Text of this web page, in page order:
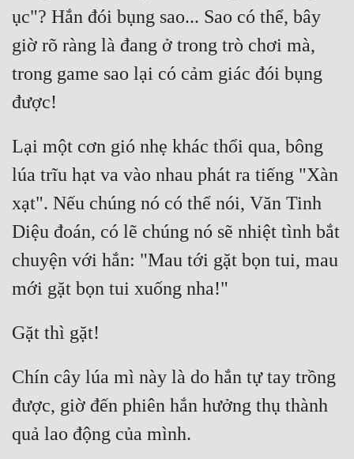
ục"? Hắn đói bụng sao... Sao có thể, bây
giờ rõ ràng là đang ở trong trò chơi mà,
trong game sao lại có cảm giác đói bụng
Lại một cơn gió nhẹ khác thổi qua, bông
lúa trĩu hạt va vào nhau phát ra tiếng "Xàn
xạt". Nếu chúng nó có thể nói, Văn Tinh
Diệu đoán, có lẽ chúng nó sẽ nhiệt tình bắt
chuyện với hắn: "Mau tới gặt bọn tui, mau
Chín cây lúa mì này là do hắn tự tay trồng
được, giờ đến phiên hắn hưởng thụ thành